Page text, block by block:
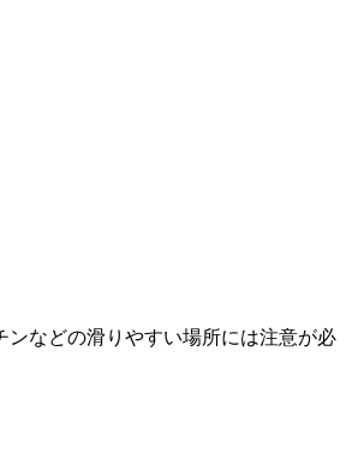
などの滑りやすい場所には注意が必